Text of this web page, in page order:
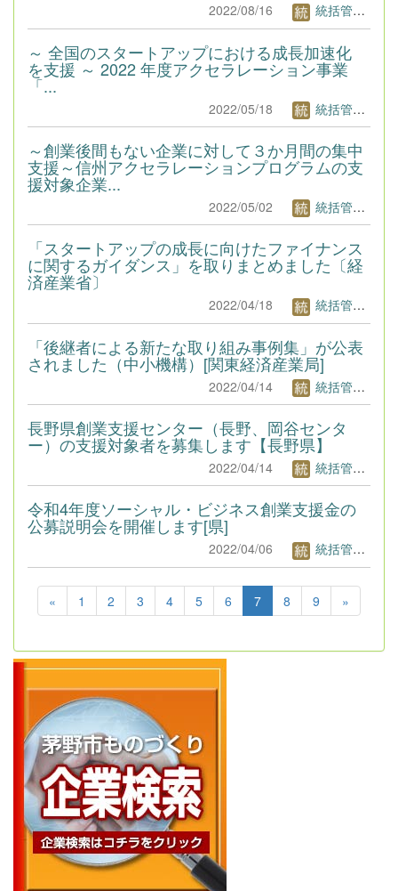
2022/08/16 統括管理者1
～ 全国のスタートアップにおける成長加速化
を支援 ～ 2022 年度アクセラレーション事業
「...
2022/05/18 統括管理者1
～創業後間もない企業に対して３か月間の集中
支援～信州アクセラレーションプログラムの支
援対象企業...
2022/05/02 統括管理者1
「スタートアップの成長に向けたファイナンス
に関するガイダンス」を取りまとめました〔経
済産業省〕
2022/04/18 統括管理者1
「後継者による新たな取り組み事例集」が公表
されました（中小機構）[関東経済産業局]
2022/04/14 統括管理者1
長野県創業支援センター（長野、岡谷センタ
ー）の支援対象者を募集します【長野県】
2022/04/14 統括管理者1
令和4年度ソーシャル・ビジネス創業支援金の
公募説明会を開催します[県]
2022/04/06 統括管理者1
« 1 2 3 4 5 6 7 8 9 »